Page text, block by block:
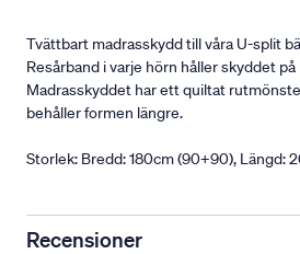
Tvättbart madrasskydd till våra U-split
Resårband i varje hörn håller skyddet på
Madrasskyddet har ett quiltat
behåller formen längre.
Storlek: Bredd: 180cm (90+90), Längd:
Recensioner